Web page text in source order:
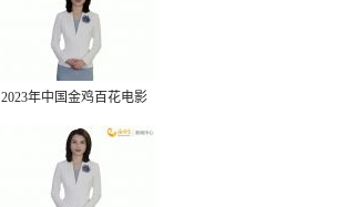
2023年中国金鸡百花电影
节有福电影巡展31日启动